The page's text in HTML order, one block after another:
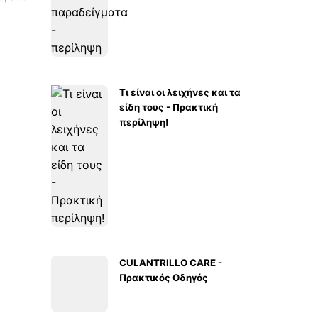
Τι είναι οι λειχήνες και τα
είδη τους - Πρακτική
περίληψη!
CULANTRILLO CARE -
Πρακτικός Οδηγός